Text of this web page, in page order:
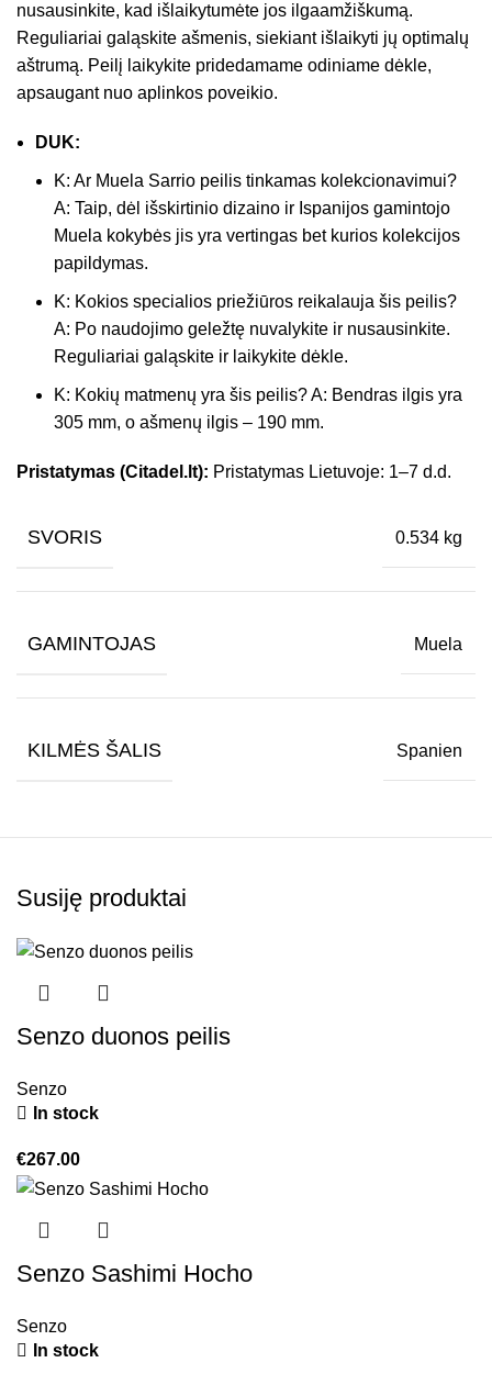
nusausinkite, kad išlaikytumėte jos ilgaamžiškumą.
Reguliariai galąskite ašmenis, siekiant išlaikyti jų optimalų
aštrumą. Peilį laikykite pridedamame odiniame dėkle,
apsaugant nuo aplinkos poveikio.
DUK:
K: Ar Muela Sarrio peilis tinkamas kolekcionavimui?
A: Taip, dėl išskirtinio dizaino ir Ispanijos gamintojo
Muela kokybės jis yra vertingas bet kurios kolekcijos
papildymas.
K: Kokios specialios priežiūros reikalauja šis peilis?
A: Po naudojimo geležtę nuvalykite ir nusausinkite.
Reguliariai galąskite ir laikykite dėkle.
K: Kokių matmenų yra šis peilis? A: Bendras ilgis yra
305 mm, o ašmenų ilgis – 190 mm.
Pristatymas (Citadel.lt): Pristatymas Lietuvoje: 1–7 d.d.
SVORIS 0.534 kg
GAMINTOJAS Muela
KILMĖS ŠALIS Spanien
Susiję produktai
Senzo duonos peilis
Senzo
In stock
€267.00
Senzo Sashimi Hocho
Senzo
In stock